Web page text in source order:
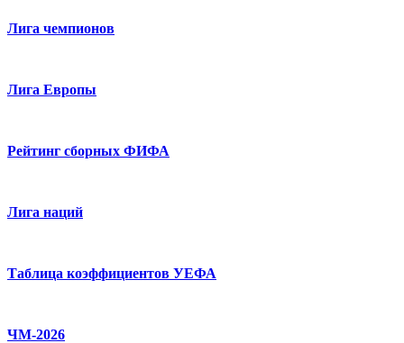
Лига чемпионов
Лига Европы
Рейтинг сборных ФИФА
Лига наций
Таблица коэффициентов УЕФА
ЧМ-2026